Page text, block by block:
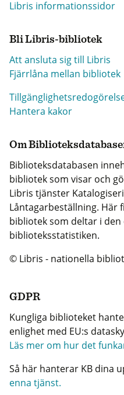
Libris informationssidor
Bli Libris-bibliotek
Att ansluta sig till Libris
Fjärrlåna mellan bibliotek
Hantera kakor
Om
Biblioteksdatabasen
bibliotek som visar och
Libris tjänster
Låntagarbeställning. Här
bibliotek som deltar i den
biblioteksstatistiken.
© Libris - nationella
GDPR
Kungliga biblioteket
enlighet med EU:s
Läs mer om hur det
Så här hanterar KB dina
enna tjänst.